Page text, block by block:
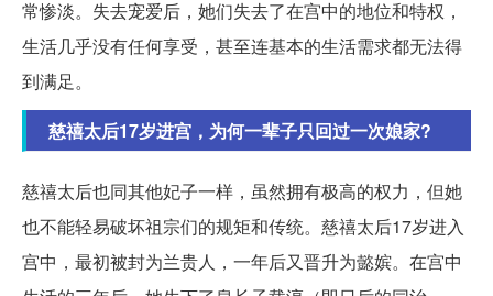
常惨淡。失去宠爱后，她们失去了在宫中的地位和特权，
生活几乎没有任何享受，甚至连基本的生活需求都无法得
到满足。
慈禧太后17岁进宫，为何一辈子只回过一次娘家?
慈禧太后也同其他妃子一样，虽然拥有极高的权力，但她
也不能轻易破坏祖宗们的规矩和传统。慈禧太后17岁进入
宫中，最初被封为兰贵人，一年后又晋升为懿嫔。在宫中